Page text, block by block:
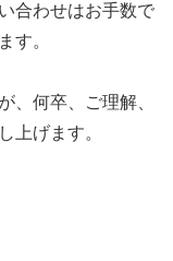
合わせはお手数で
す。
、何卒、ご理解、
上げます。